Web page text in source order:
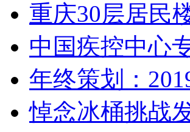
重庆30层居
中国疾控中心
年终策划：
悼念冰桶挑战